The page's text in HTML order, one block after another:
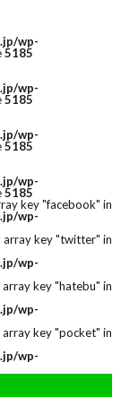
wp-
5185
wp-
5185
wp-
5185
wp-
5185
key "facebook" in
wp-
array key "twitter" in
wp-
array key "hatebu" in
wp-
array key "pocket" in
wp-